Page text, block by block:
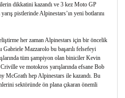
dikkatini kazandı ve 3 kez Moto GP
pistlerinde Alpinestars’ın yeni botlarını
her zaman Alpinestars için bir öncelik
Mazzarolo bu başarılı felsefeyi
tüm şampiyon olan biniciler Kevin
ve motokros yarışlarında efsane Bob
McGrath hep Alpinestars ile kazandı. Bu
sektöründe ön plana çıkaran önemli